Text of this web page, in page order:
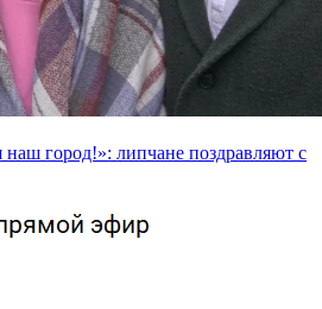
наш город!»: липчане поздравляют с